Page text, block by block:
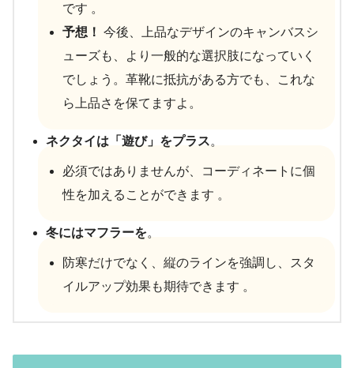
です 。
予想！ 今後、上品なデザインのキャンバスシ
ューズも、より一般的な選択肢になっていく
でしょう。革靴に抵抗がある方でも、これな
ら上品さを保てますよ。
ネクタイは「遊び」をプラス。
必須ではありませんが、コーディネートに個
性を加えることができます 。
冬にはマフラーを。
防寒だけでなく、縦のラインを強調し、スタ
イルアップ効果も期待できます 。